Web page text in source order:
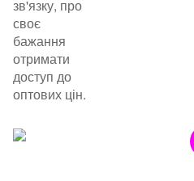
зв'язку, про
своє
бажання
отримати
доступ до
оптових цін.